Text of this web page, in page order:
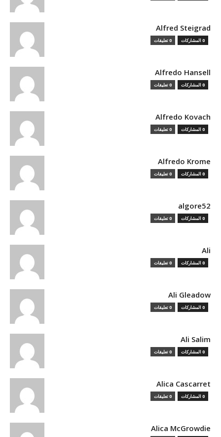
Alfred Steigrad
0 المشاركات 0 تعليقات
Alfredo Hansell
0 المشاركات 0 تعليقات
Alfredo Kovach
0 المشاركات 0 تعليقات
Alfredo Krome
0 المشاركات 0 تعليقات
algore52
0 المشاركات 0 تعليقات
Ali
0 المشاركات 0 تعليقات
Ali Gleadow
0 المشاركات 0 تعليقات
Ali Salim
0 المشاركات 0 تعليقات
Alica Cascarret
0 المشاركات 0 تعليقات
Alica McGrowdie